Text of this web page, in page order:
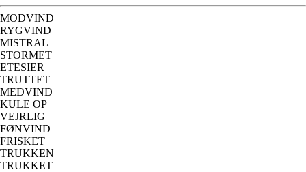
MODVIND
RYGVIND
MISTRAL
STORMET
ETESIER
TRUTTET
MEDVIND
KULE OP
VEJRLIG
FØNVIND
FRISKET
TRUKKEN
TRUKKET